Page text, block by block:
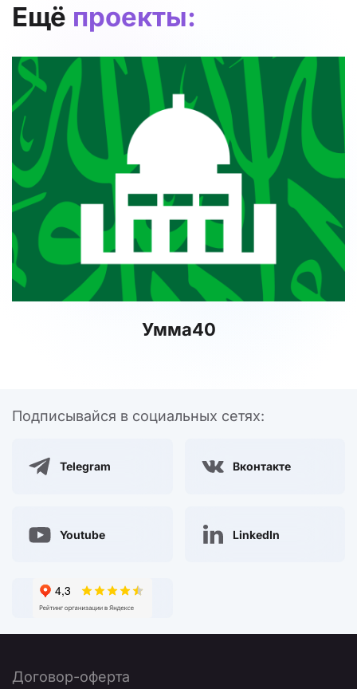
Ещё проекты:
Умма40
Подписывайся в социальных сетях:
Telegram Вконтакте
Youtube LinkedIn
Договор-оферта